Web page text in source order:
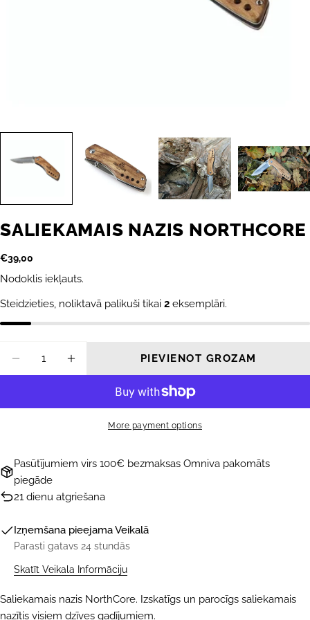
SALIEKAMAIS NAZIS NORTHCORE
Parastā
€39,00
Nodoklis iekļauts.
Steidzieties, noliktavā palikuši tikai 2 eksemplāri.
PIEVIENOT GROZAM
More payment options
Pasūtījumiem virs 100€ bezmaksas Omniva pakomāts
piegāde
21 dienu atgriešana
Izņemšana pieejamaVeikalā
Parasti gatavs 24 stundās
Skatīt Veikala Informāciju
Saliekamais nazis NorthCore. Izskatīgs un parocīgs saliekamais
nazītis visiem dzīves gadījumiem.